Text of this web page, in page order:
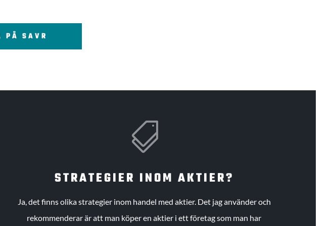
PÅ SAVR

STRATEGIER INOM AKTIER?
Ja, det finns olika strategier inom handel med aktier. Det jag använder och
rekommenderar är att man köper en aktier i ett företag som man har